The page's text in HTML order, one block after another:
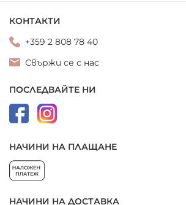
КОНТАКТИ
+359 2 808 78 40
Свържи се с нас
ПОСЛЕДВАЙТЕ НИ
НАЧИНИ НА ПЛАЩАНЕ
НАЧИНИ НА ДОСТАВКА